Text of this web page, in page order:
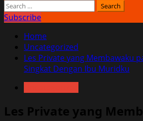
Search
for:
Subscribe
Home
Uncategorized
Les Private yang Membawaku
Singkat Dengan Ibu Muridku
Les Private yang